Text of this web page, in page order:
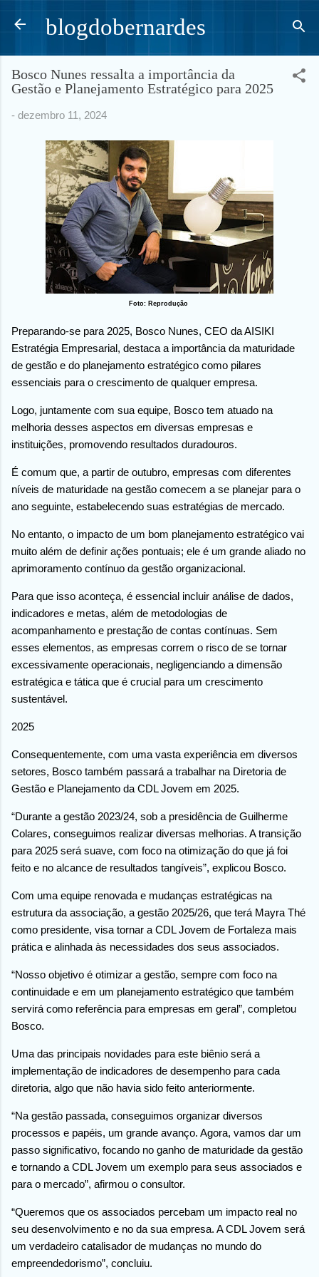
Pular para o conteúdo principal
blogdobernardes
Bosco Nunes ressalta a importância da
Gestão e Planejamento Estratégico para 2025
- dezembro 11, 2024
Foto: Reprodução
Preparando-se para 2025, Bosco Nunes, CEO da AISIKI
Estratégia Empresarial, destaca a importância da maturidade
de gestão e do planejamento estratégico como pilares
essenciais para o crescimento de qualquer empresa.
Logo, juntamente com sua equipe, Bosco tem atuado na
melhoria desses aspectos em diversas empresas e
instituições, promovendo resultados duradouros.
É comum que, a partir de outubro, empresas com diferentes
níveis de maturidade na gestão comecem a se planejar para o
ano seguinte, estabelecendo suas estratégias de mercado.
No entanto, o impacto de um bom planejamento estratégico vai
muito além de definir ações pontuais; ele é um grande aliado no
aprimoramento contínuo da gestão organizacional.
Para que isso aconteça, é essencial incluir análise de dados,
indicadores e metas, além de metodologias de
acompanhamento e prestação de contas contínuas. Sem
esses elementos, as empresas correm o risco de se tornar
excessivamente operacionais, negligenciando a dimensão
estratégica e tática que é crucial para um crescimento
sustentável.
2025
Consequentemente, com uma vasta experiência em diversos
setores, Bosco também passará a trabalhar na Diretoria de
Gestão e Planejamento da CDL Jovem em 2025.
“Durante a gestão 2023/24, sob a presidência de Guilherme
Colares, conseguimos realizar diversas melhorias. A transição
para 2025 será suave, com foco na otimização do que já foi
feito e no alcance de resultados tangíveis”, explicou Bosco.
Com uma equipe renovada e mudanças estratégicas na
estrutura da associação, a gestão 2025/26, que terá Mayra Thé
como presidente, visa tornar a CDL Jovem de Fortaleza mais
prática e alinhada às necessidades dos seus associados.
“Nosso objetivo é otimizar a gestão, sempre com foco na
continuidade e em um planejamento estratégico que também
servirá como referência para empresas em geral”, completou
Bosco.
Uma das principais novidades para este biênio será a
implementação de indicadores de desempenho para cada
diretoria, algo que não havia sido feito anteriormente.
“Na gestão passada, conseguimos organizar diversos
processos e papéis, um grande avanço. Agora, vamos dar um
passo significativo, focando no ganho de maturidade da gestão
e tornando a CDL Jovem um exemplo para seus associados e
para o mercado”, afirmou o consultor.
“Queremos que os associados percebam um impacto real no
seu desenvolvimento e no da sua empresa. A CDL Jovem será
um verdadeiro catalisador de mudanças no mundo do
empreendedorismo”, concluiu.